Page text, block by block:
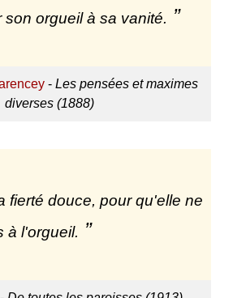
son orgueil à sa vanité.
- Les pensées et maximes
diverses (1888)
fierté douce, pour qu'elle ne
à l'orgueil.